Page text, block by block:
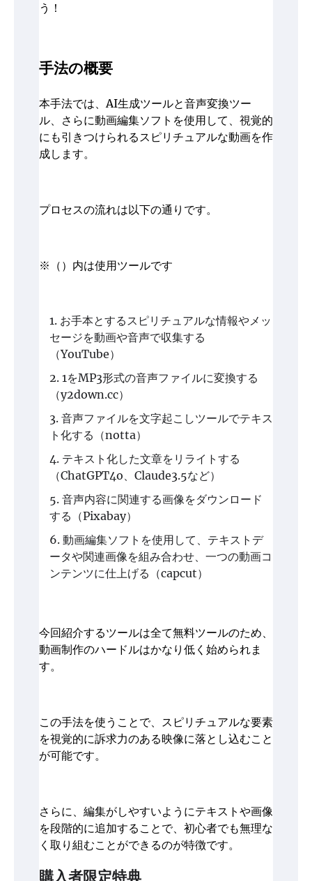
う！
手法の概要
本手法では、AI生成ツールと音声変換ツー
ル、さらに動画編集ソフトを使用して、視覚的
にも引きつけられるスピリチュアルな動画を作
成します。
プロセスの流れは以下の通りです。
※（）内は使用ツールです
お手本とするスピリチュアルな情報やメッ
セージを動画や音声で収集する
（YouTube）
1をMP3形式の音声ファイルに変換する
（y2down.cc）
音声ファイルを文字起こしツールでテキス
ト化する（notta）
テキスト化した文章をリライトする
（ChatGPT4o、Claude3.5など）
音声内容に関連する画像をダウンロード
する（Pixabay）
動画編集ソフトを使用して、テキストデ
ータや関連画像を組み合わせ、一つの動画コ
ンテンツに仕上げる（capcut）
今回紹介するツールは全て無料ツールのため、
動画制作のハードルはかなり低く始められま
す。
この手法を使うことで、スピリチュアルな要素
を視覚的に訴求力のある映像に落とし込むこと
が可能です。
さらに、編集がしやすいようにテキストや画像
を段階的に追加することで、初心者でも無理な
く取り組むことができるのが特徴です。